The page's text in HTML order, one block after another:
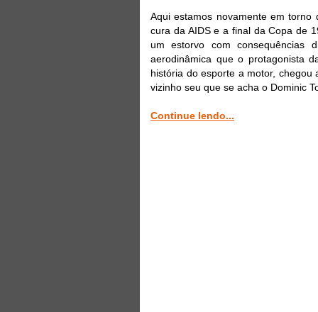
Aqui estamos novamente em
cura da AIDS e a final da Copa de
um estorvo com consequências
aerodinâmica que o protagonista
história do esporte a motor,
vizinho seu que se acha o Dominic
Continue lendo...